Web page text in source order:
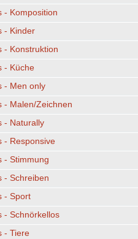
- Komposition
- Kinder
- Konstruktion
- Küche
- Men only
- Malen/Zeichnen
- Naturally
- Responsive
- Stimmung
- Schreiben
- Sport
- Schnörkellos
- Tiere